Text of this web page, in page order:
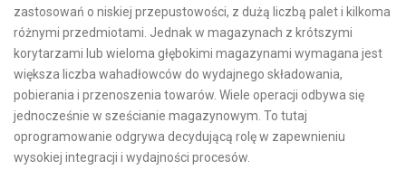
zastosowań o niskiej przepustowości, z dużą liczbą palet i kilkoma
różnymi przedmiotami. Jednak w magazynach z krótszymi
korytarzami lub wieloma głębokimi magazynami wymagana jest
większa liczba wahadłowców do wydajnego składowania,
pobierania i przenoszenia towarów. Wiele operacji odbywa się
jednocześnie w sześcianie magazynowym. To tutaj
oprogramowanie odgrywa decydującą rolę w zapewnieniu
wysokiej integracji i wydajności procesów.